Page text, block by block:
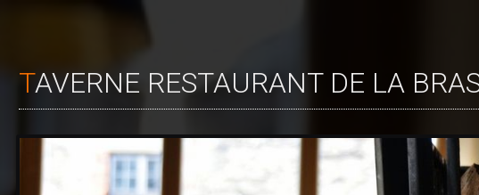
TAVERNE RESTAURANT DE LA